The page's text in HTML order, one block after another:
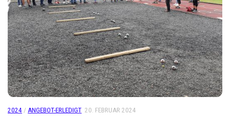
2024 / ANGEBOT-ERLEDIGT 20. FEBRUAR 2024